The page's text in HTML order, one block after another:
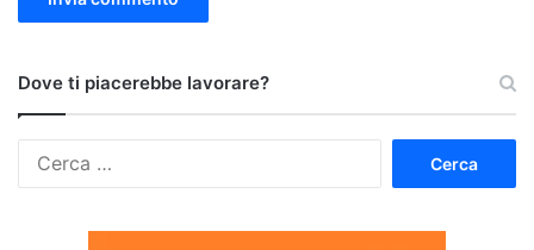
Dove ti piacerebbe lavorare?